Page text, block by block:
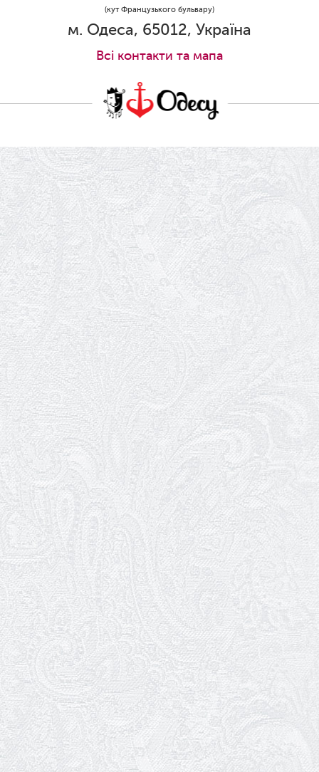
Ювілей Станіслава Зайцева
18.05.2026
Шукаємо інженерів і техніків
17.05.2026
Ювілей Валентини Бородіної
13.05.2026
Конкурс на заміщення вакантних
посад
12.05.2026
Ювілей Світлани Коцюренко
10.05.2026
Онлайн-трансляція концерту «Хто
кого?»
09.05.2026
Ювілей Олександра Ланге
08.05.2026
Відновлення мюзиклу «Ханум»
06.05.2026
Вітаємо з прем'єрою у виставі «Два
кольори однієї долі» Катерину Мись!
26.04.2026
З першою прем'єрою 2026 року!
25.04.2026
Трудовий ювілей Ауріки Ахметової
24.04.2026
З прем'єрою вистави «Божевільна
родина»!
02.04.2026
Запрошуємо на прем'єру вистави
«Божевільна родина»
(кут Французького бульвару)
м. Одеса, 65012, Україна
Всi контакти та мапа